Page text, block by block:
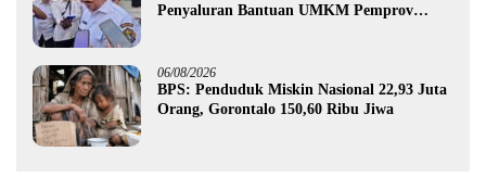
Penyaluran Bantuan UMKM Pemprov
06/08/2026
BPS: Penduduk Miskin Nasional 22,93 Juta
Orang, Gorontalo 150,60 Ribu Jiwa